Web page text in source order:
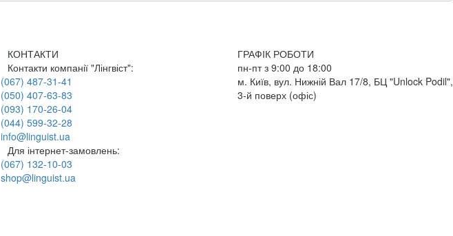
КОНТАКТИ
Контакти компанії "Лінгвіст":
(067) 487-31-41
(050) 407-63-83
(093) 170-26-04
(044) 599-32-28
info@linguist.ua
Для інтернет-замовлень:
(067) 132-10-03
shop@linguist.ua
ГРАФІК РОБОТИ
пн-пт з 9:00 до 18:00
м. Київ, вул. Нижній Вал 17/8, БЦ "Unlock Podil",
3-й поверх (офіс)